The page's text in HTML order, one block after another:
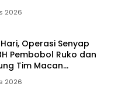
2026
Operasi Senyap
Pembobol Ruko dan
Tim Macan
2026